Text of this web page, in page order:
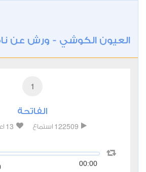
العيون الكوشي - ورش عن
1
الفاتحة
122509 استماع 13
00:00